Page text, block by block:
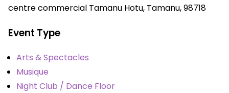
centre commercial Tamanu Hotu, Tamanu, 98718
Event Type
Arts & Spectacles
Musique
Night Club / Dance Floor